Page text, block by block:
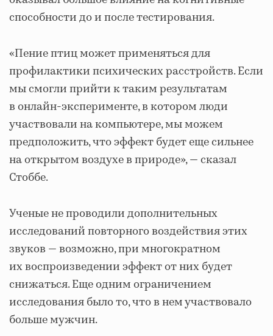
способности до и после тестирования.
«Пение птиц может применяться для
профилактики психических расстройств. Если
мы смогли прийти к таким результатам
в онлайн-эксперименте, в котором люди
участвовали на компьютере, мы можем
предположить, что эффект будет еще сильнее
на открытом воздухе в природе», — сказал
Стоббе.
Ученые не проводили дополнительных
исследований повторного воздействия этих
звуков — возможно, при многократном
их воспроизведении эффект от них будет
снижаться. Еще одним ограничением
исследования было то, что в нем участвовало
больше мужчин.